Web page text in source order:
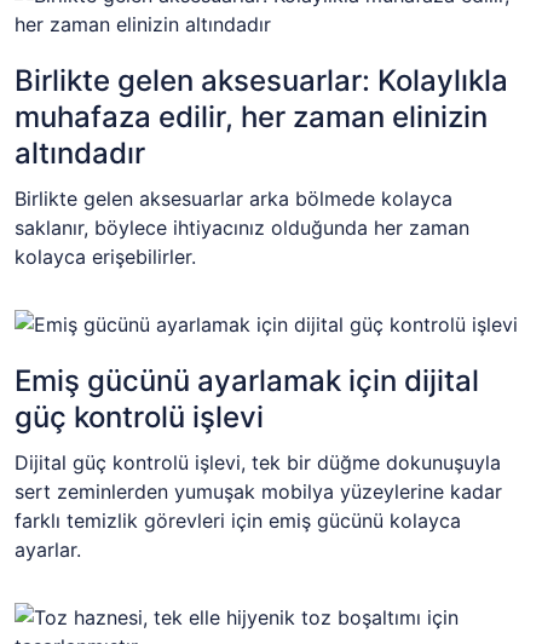
Birlikte gelen aksesuarlar: Kolaylıkla
muhafaza edilir, her zaman elinizin
altındadır
Birlikte gelen aksesuarlar arka bölmede kolayca
saklanır, böylece ihtiyacınız olduğunda her zaman
kolayca erişebilirler.
Emiş gücünü ayarlamak için dijital
güç kontrolü işlevi
Dijital güç kontrolü işlevi, tek bir düğme dokunuşuyla
sert zeminlerden yumuşak mobilya yüzeylerine kadar
farklı temizlik görevleri için emiş gücünü kolayca
ayarlar.